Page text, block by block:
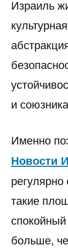
Израиль
и
Именно
Новости
такие
больше,